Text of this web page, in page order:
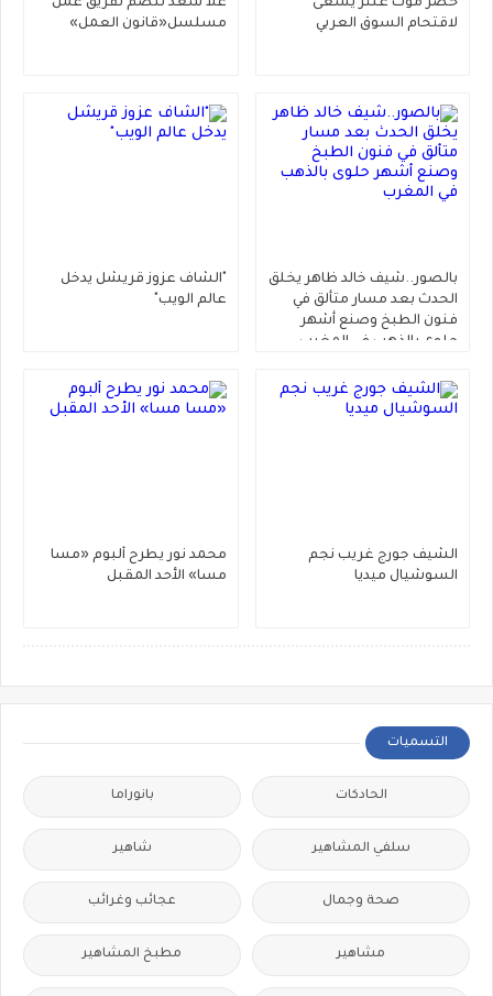
حضر موت عنتر يسعى
لاقتحام السوق العربي
علا سعد تنضم لفريق عمل
مسلسل«قانون العمل»
بالصور..شيف خالد ظاهر يخلق
الحدث بعد مسار متألق في
فنون الطبخ وصنع أشهر
حلوى بالذهب في المغرب
"الشاف عزوز قريشل يدخل
عالم الويب"
الشيف جورج غريب نجم
السوشيال ميديا
محمد نور يطرح ألبوم «مسا
مسا» الأحد المقبل
التسميات
الحادكات بانوراما
سلفي المشاهير شاهير
صحة وجمال عجائب وغرائب
مشاهير مطبخ المشاهير